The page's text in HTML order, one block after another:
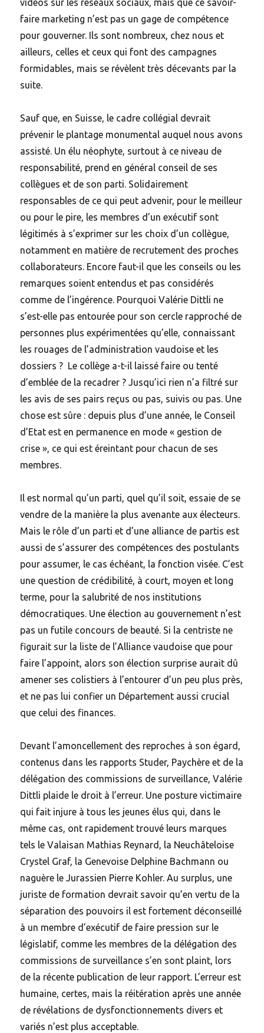
vidéos sur les réseaux sociaux, mais que ce savoir-
faire marketing n’est pas un gage de compétence
pour gouverner. Ils sont nombreux, chez nous et
ailleurs, celles et ceux qui font des campagnes
formidables, mais se révèlent très décevants par la
suite.
Sauf que, en Suisse, le cadre collégial devrait
prévenir le plantage monumental auquel nous avons
assisté. Un élu néophyte, surtout à ce niveau de
responsabilité, prend en général conseil de ses
collègues et de son parti. Solidairement
responsables de ce qui peut advenir, pour le meilleur
ou pour le pire, les membres d’un exécutif sont
légitimés à s’exprimer sur les choix d’un collègue,
notamment en matière de recrutement des proches
collaborateurs. Encore faut-il que les conseils ou les
remarques soient entendus et pas considérés
comme de l’ingérence. Pourquoi Valérie Dittli ne
s’est-elle pas entourée pour son cercle rapproché de
personnes plus expérimentées qu’elle, connaissant
les rouages de l’administration vaudoise et les
dossiers ? Le collège a-t-il laissé faire ou tenté
d’emblée de la recadrer ? Jusqu’ici rien n’a filtré sur
les avis de ses pairs reçus ou pas, suivis ou pas. Une
chose est sûre : depuis plus d’une année, le Conseil
d’Etat est en permanence en mode « gestion de
crise », ce qui est éreintant pour chacun de ses
membres.
Il est normal qu’un parti, quel qu’il soit, essaie de se
vendre de la manière la plus avenante aux électeurs.
Mais le rôle d’un parti et d’une alliance de partis est
aussi de s’assurer des compétences des postulants
pour assumer, le cas échéant, la fonction visée. C’est
une question de crédibilité, à court, moyen et long
terme, pour la salubrité de nos institutions
démocratiques. Une élection au gouvernement n’est
pas un futile concours de beauté. Si la centriste ne
figurait sur la liste de l’Alliance vaudoise que pour
faire l’appoint, alors son élection surprise aurait dû
amener ses colistiers à l’entourer d’un peu plus près,
et ne pas lui confier un Département aussi crucial
que celui des finances.
Devant l’amoncellement des reproches à son égard,
contenus dans les rapports Studer, Paychère et de la
délégation des commissions de surveillance, Valérie
Dittli plaide le droit à l’erreur. Une posture victimaire
qui fait injure à tous les jeunes élus qui, dans le
même cas, ont rapidement trouvé leurs marques
tels le Valaisan Mathias Reynard, la Neuchâteloise
Crystel Graf, la Genevoise Delphine Bachmann ou
naguère le Jurassien Pierre Kohler. Au surplus, une
juriste de formation devrait savoir qu’en vertu de la
séparation des pouvoirs il est fortement déconseillé
à un membre d’exécutif de faire pression sur le
législatif, comme les membres de la délégation des
commissions de surveillance s’en sont plaint, lors
de la récente publication de leur rapport. L’erreur est
humaine, certes, mais la réitération après une année
de révélations de dysfonctionnements divers et
variés n’est plus acceptable.